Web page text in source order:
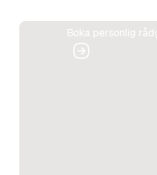
Boka personlig